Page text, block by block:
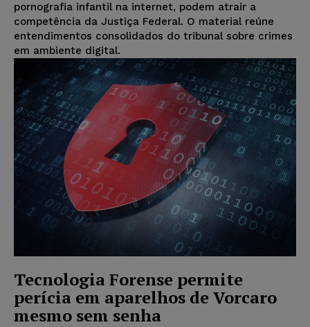
pornografia infantil na internet, podem atrair a
competência da Justiça Federal. O material reúne
entendimentos consolidados do tribunal sobre crimes
em ambiente digital.
Tecnologia Forense permite
perícia em aparelhos de Vorcaro
mesmo sem senha